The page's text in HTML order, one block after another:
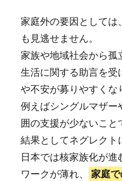
家庭外の要因としては
も見逃せません。
家族や地域社会から孤
生活に関する助言を受
や不安が募りやすくな
例えばシングルマザー
囲の支援が少ないこと
結果としてネグレクト
日本では核家族化が進
ワークが薄れ、
家庭